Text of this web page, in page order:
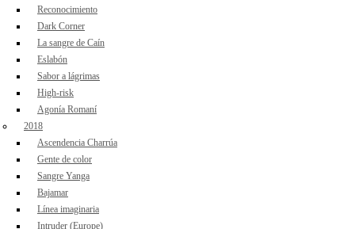
Reconocimiento
Dark Corner
La sangre de Caín
Eslabón
Sabor a lágrimas
High-risk
Agonía Romaní
2018
Ascendencia Charrúa
Gente de color
Sangre Yanga
Bajamar
Línea imaginaria
Intruder (Europe)